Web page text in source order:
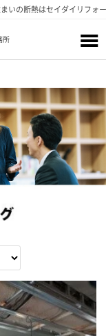
いの断熱はセイダイリフォ
所